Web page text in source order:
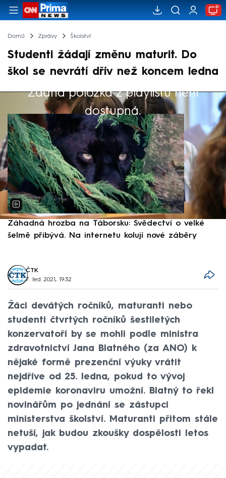
Domů Zprávy Školství
Studenti žádají změnu maturit. Do
škol se nevrátí dřív než koncem ledna
Žádná položka z playlistu není
dostupná.
Výběr redakce
Záhadná hrozba na Táborsku: Svědectví o velké
šelmě přibývá. Na internetu kolují nové záběry
ČTK
7. led 2021, 19:32
Žáci devátých ročníků, maturanti nebo
studenti čtvrtých ročníků šestiletých
konzervatoří by se mohli podle ministra
zdravotnictví Jana Blatného (za ANO) k
nějaké formě prezenční výuky vrátit
nejdříve od 25. ledna, pokud to vývoj
epidemie koronaviru umožní. Blatný to řekl
novinářům po jednání se zástupci
ministerstva školství. Maturanti přitom stále
netuší, jak budou zkoušky dospělosti letos
vypadat.